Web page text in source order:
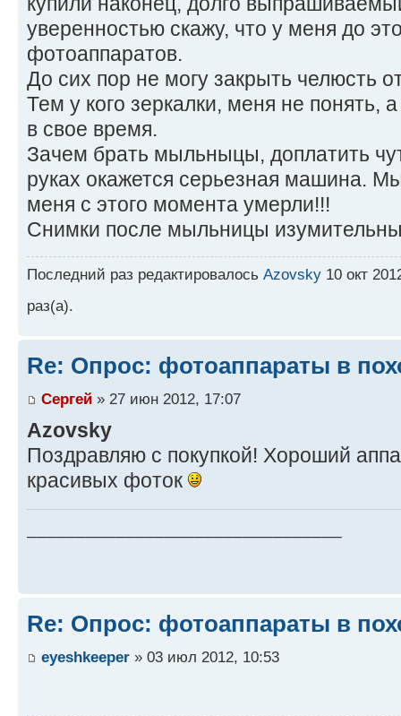
уверенностью скажу, что у меня до
фотоаппаратов.
До сих пор не могу закрыть челюсть
Тем у кого зеркалки, меня не понять,
в свое время.
Зачем брать мыльныцы, доплатить
руках окажется серьезная машина.
меня с этого момента умерли!!!
Снимки после мыльницы
Последний раз редактировалось Azovsky 10 окт
раз(а).
Re: Опрос: фотоаппараты в
Сергей » 27 июн 2012, 17:07
Azovsky
Поздравляю с покупкой! Хороший
красивых фоток
Re: Опрос: фотоаппараты в
eyeshkeeper » 03 июл 2012, 10:53